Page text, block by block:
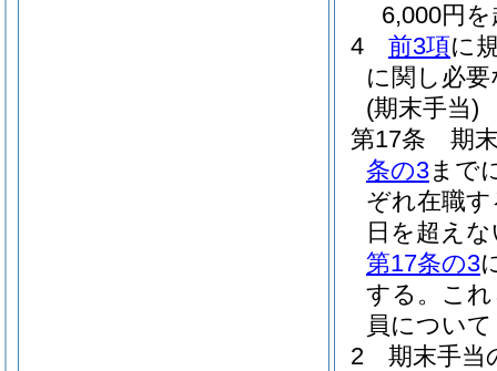
6,000円
4
前3項に
に関し必
(期末手当)
第17条
期
条の3まで
ぞれ在職
日を超え
第17条の3
する。 こ
員につい
2
期末手当